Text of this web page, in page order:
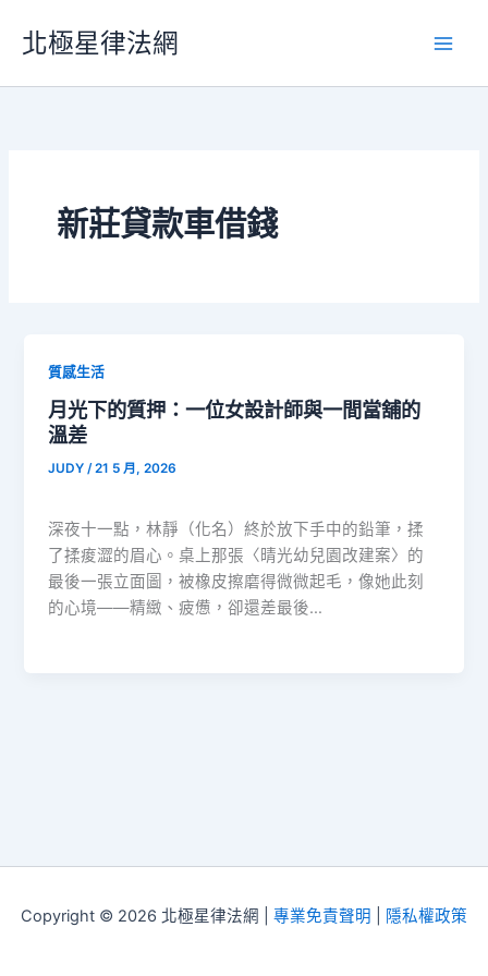
要
北極星律法網
新莊貸款車借錢
質感生活
月光下的質押：一位女設計師與一間當舖的
溫差
JUDY /21 5 月, 2026
深夜十一點，林靜（化名）終於放下手中的鉛筆，揉
了揉痠澀的眉心。桌上那張〈晴光幼兒園改建案〉的
最後一張立面圖，被橡皮擦磨得微微起毛，像她此刻
的心境——精緻、疲憊，卻還差最後…
Copyright © 2026 北極星律法網 | 專業免責聲明 隱私權政策